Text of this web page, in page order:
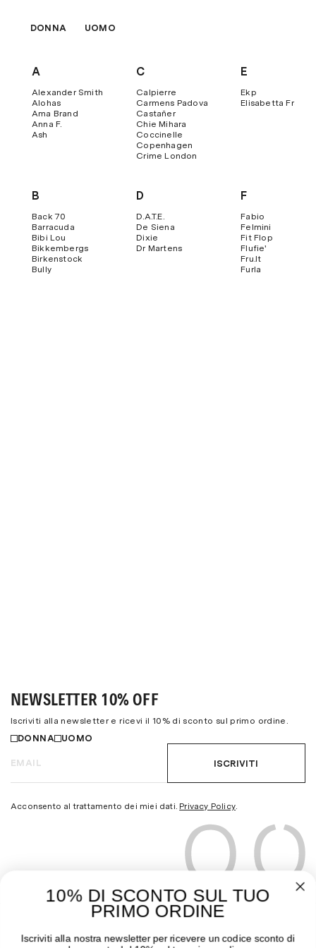
DONNA UOMO
A
Alexander Smith
Alohas
Ama Brand
Anna F.
Ash
B
Back 70
Barracuda
Bibi Lou
Bikkembergs
Birkenstock
Bully
C
Calpierre
Carmens Padova
Castañer
Chie Mihara
Coccinelle
Copenhagen
Crime London
D
D.a.t.e.
De Siena
Dixie
Dr Martens
E
Ekp
Elisabetta Franchi
F
Fabio
Felmini
Fit Flop
Flufie'
Fru.it
Furla
NEWSLETTER 10% OFF
Iscriviti alla newsletter e ricevi il 10% di sconto sul primo ordine.
DONNA
UOMO
ISCRIVITI
Acconsento al trattamento dei miei dati. Privacy Policy.
THE MOODER GUIDA ALL’ACQUISTO
10% DI SCONTO SUL TUO
PRIMO ORDINE
Iscriviti alla nostra newsletter per ricevere un codice sconto di